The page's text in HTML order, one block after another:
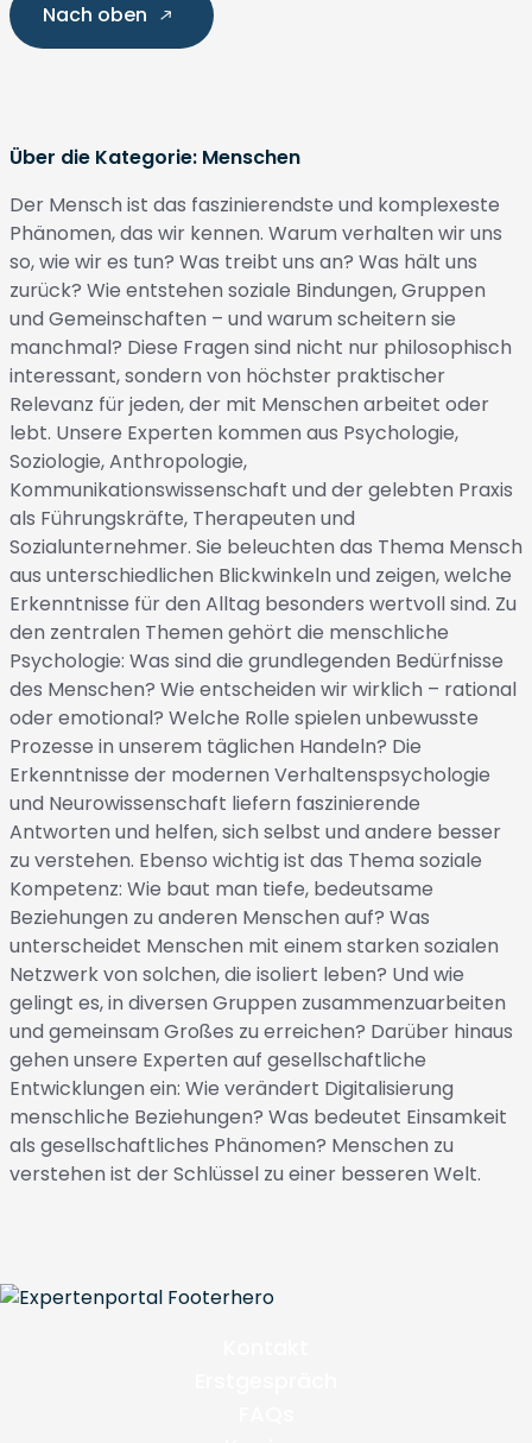
Nach oben
Über die Kategorie: Menschen
Der Mensch ist das faszinierendste und komplexeste
Phänomen, das wir kennen. Warum verhalten wir uns
so, wie wir es tun? Was treibt uns an? Was hält uns
zurück? Wie entstehen soziale Bindungen, Gruppen
und Gemeinschaften – und warum scheitern sie
manchmal? Diese Fragen sind nicht nur philosophisch
interessant, sondern von höchster praktischer
Relevanz für jeden, der mit Menschen arbeitet oder
lebt. Unsere Experten kommen aus Psychologie,
Soziologie, Anthropologie,
Kommunikationswissenschaft und der gelebten Praxis
als Führungskräfte, Therapeuten und
Sozialunternehmer. Sie beleuchten das Thema Mensch
aus unterschiedlichen Blickwinkeln und zeigen, welche
Erkenntnisse für den Alltag besonders wertvoll sind. Zu
den zentralen Themen gehört die menschliche
Psychologie: Was sind die grundlegenden Bedürfnisse
des Menschen? Wie entscheiden wir wirklich – rational
oder emotional? Welche Rolle spielen unbewusste
Prozesse in unserem täglichen Handeln? Die
Erkenntnisse der modernen Verhaltenspsychologie
und Neurowissenschaft liefern faszinierende
Antworten und helfen, sich selbst und andere besser
zu verstehen. Ebenso wichtig ist das Thema soziale
Kompetenz: Wie baut man tiefe, bedeutsame
Beziehungen zu anderen Menschen auf? Was
unterscheidet Menschen mit einem starken sozialen
Netzwerk von solchen, die isoliert leben? Und wie
gelingt es, in diversen Gruppen zusammenzuarbeiten
und gemeinsam Großes zu erreichen? Darüber hinaus
gehen unsere Experten auf gesellschaftliche
Entwicklungen ein: Wie verändert Digitalisierung
menschliche Beziehungen? Was bedeutet Einsamkeit
als gesellschaftliches Phänomen? Menschen zu
verstehen ist der Schlüssel zu einer besseren Welt.